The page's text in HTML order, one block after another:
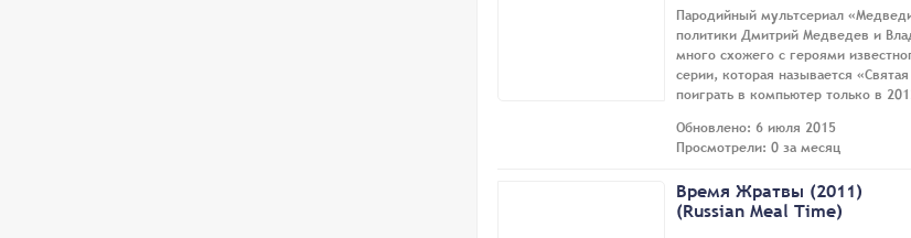
Пародийный мультсериал
политики Дмитрий Медведев и
много схожего с героями
серии, которая называется
поиграть в компьютер только в
Обновлено: 6 июля 2015
Просмотрели: 0 за месяц
Время Жратвы (2011)
(Russian Meal Time)